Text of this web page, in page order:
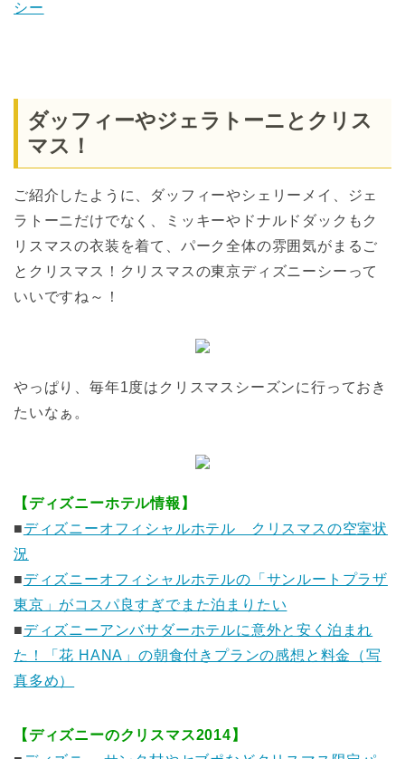
シー
ダッフィーやジェラトーニとクリス
マス！
ご紹介したように、ダッフィーやシェリーメイ、ジェ
ラトーニだけでなく、ミッキーやドナルドダックもク
リスマスの衣装を着て、パーク全体の雰囲気がまるご
とクリスマス！クリスマスの東京ディズニーシーって
いいですね～！
やっぱり、毎年1度はクリスマスシーズンに行っておき
たいなぁ。
【ディズニーホテル情報】
■ディズニーオフィシャルホテル クリスマスの空室状
況
■ディズニーオフィシャルホテルの「サンルートプラザ
東京」がコスパ良すぎでまた泊まりたい
■ディズニーアンバサダーホテルに意外と安く泊まれ
た！「花 HANA」の朝食付きプランの感想と料金（写
真多め）
【ディズニーのクリスマス2014】